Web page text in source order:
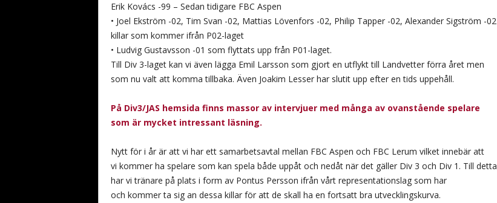
Erik Kovács -99 – Sedan tidigare FBC Aspen
• Joel Ekström -02, Tim Svan -02, Mattias Lövenfors -02, Philip Tapper -02, Alexander Sigström -02
killar som kommer ifrån P02-laget
• Ludvig Gustavsson -01 som flyttats upp från P01-laget.
Till Div 3-laget kan vi även lägga Emil Larsson som gjort en utflykt till Landvetter förra året men
som nu valt att komma tillbaka. Även Joakim Lesser har slutit upp efter en tids uppehåll.
På Div3/JAS hemsida finns massor av intervjuer med många av ovanstående spelare
som är mycket intressant läsning.
Nytt för i år är att vi har ett samarbetsavtal mellan FBC Aspen och FBC Lerum vilket innebär att
vi kommer ha spelare som kan spela både uppåt och nedåt när det gäller Div 3 och Div 1. Till detta
har vi tränare på plats i form av Pontus Persson ifrån vårt representationslag som har
och kommer ta sig an dessa killar för att de skall ha en fortsatt bra utvecklingskurva.